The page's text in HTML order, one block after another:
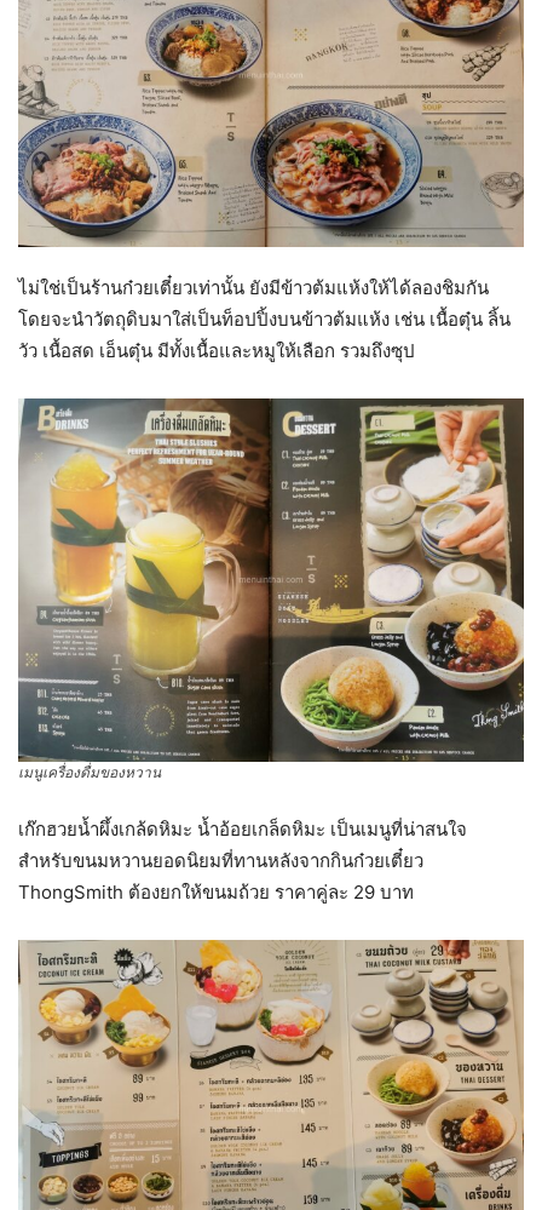
ไม่ใช่เป็นร้านก๋วยเตี๋ยวเท่านั้น ยังมีข้าวต้มแห้งให้ได้ลองชิมกัน
โดยจะนำวัตถุดิบมาใส่เป็นท็อปปิ้งบนข้าวต้มแห้ง เช่น เนื้อตุ๋น ลิ้น
วัว เนื้อสด เอ็นตุ๋น มีทั้งเนื้อและหมูให้เลือก รวมถึงซุป
เมนูเครื่องดื่มของหวาน
เก๊กฮวยน้ำผึ้งเกล้ดหิมะ น้ำอ้อยเกล็ดหิมะ เป็นเมนูที่น่าสนใจ
สำหรับขนมหวานยอดนิยมที่ทานหลังจากกินก๋วยเตี๋ยว
ThongSmith ต้องยกให้ขนมถ้วย ราคาคู่ละ 29 บาท